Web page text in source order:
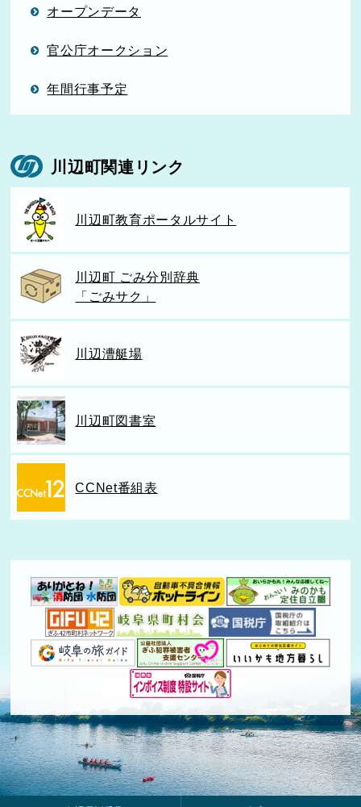
オープンデータ
官公庁オークション
年間行事予定
川辺町関連リンク
川辺町教育ポータルサイト
川辺町 ごみ分別辞典
「ごみサク」
川辺漕艇場
川辺町図書室
CCNet番組表